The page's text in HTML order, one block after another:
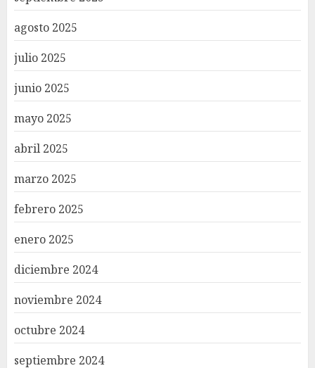
agosto 2025
julio 2025
junio 2025
mayo 2025
abril 2025
marzo 2025
febrero 2025
enero 2025
diciembre 2024
noviembre 2024
octubre 2024
septiembre 2024